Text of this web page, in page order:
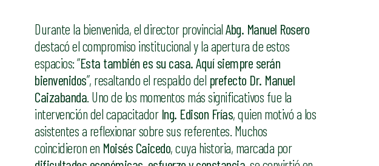
Durante la bienvenida, el director provincialAbg. Manuel Rosero
destacó el compromiso institucional y la apertura de estos
espacios: “Esta también es su casa. Aquí siempre serán
bienvenidos”, resaltando el respaldo del prefecto Dr. Manuel
Caizabanda. Uno de los momentos más significativos fue la
intervención del capacitador Ing. Edison Frías, quien motivó a los
asistentes a reflexionar sobre sus referentes. Muchos
coincidieron en Moisés Caicedo, cuya historia, marcada por